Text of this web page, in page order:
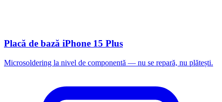
Placă de bază iPhone 15 Plus
Microsoldering la nivel de componentă — nu se repară, nu plătești.